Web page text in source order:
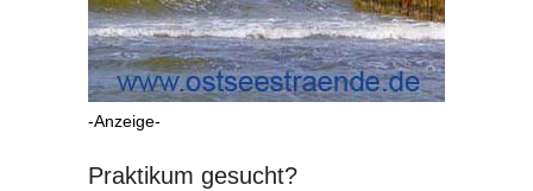
-Anzeige-
Praktikum gesucht?